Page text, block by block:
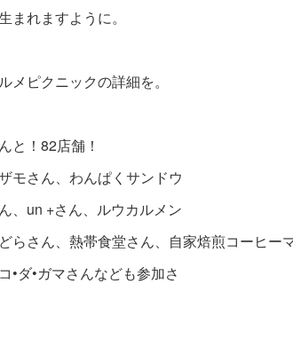
まれますように。
メピクニックの詳細を。
と！82店舗！
モさん、わんぱくサンドウ
、un +さん、ルウカルメン
らさん、熱帯食堂さん、自家焙煎コーヒー
•ダ•ガマさんなども参加さ